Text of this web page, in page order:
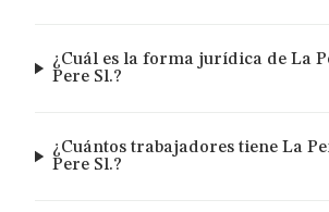
¿Cuál es la forma jurídica de La
Pere Sl.?
¿Cuántos trabajadores tiene La
Pere Sl.?